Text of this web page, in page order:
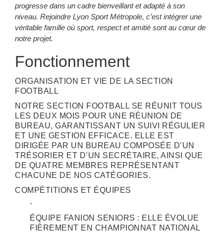
progresse dans un cadre bienveillant et adapté à son
niveau. Rejoindre Lyon Sport Métropole, c’est intégrer une
véritable famille où sport, respect et amitié sont au cœur de
notre projet.
Fonctionnement
ORGANISATION ET VIE DE LA SECTION
FOOTBALL
NOTRE SECTION FOOTBALL SE RÉUNIT TOUS
LES DEUX MOIS POUR UNE RÉUNION DE
BUREAU, GARANTISSANT UN SUIVI RÉGULIER
ET UNE GESTION EFFICACE. ELLE EST
DIRIGÉE PAR UN BUREAU COMPOSÉE D’UN
TRÉSORIER ET D’UN SECRÉTAIRE, AINSI QUE
DE QUATRE MEMBRES REPRÉSENTANT
CHACUNE DE NOS CATÉGORIES.
COMPÉTITIONS ET ÉQUIPES
ÉQUIPE FANION SENIORS : ELLE ÉVOLUE
FIÈREMENT EN CHAMPIONNAT NATIONAL